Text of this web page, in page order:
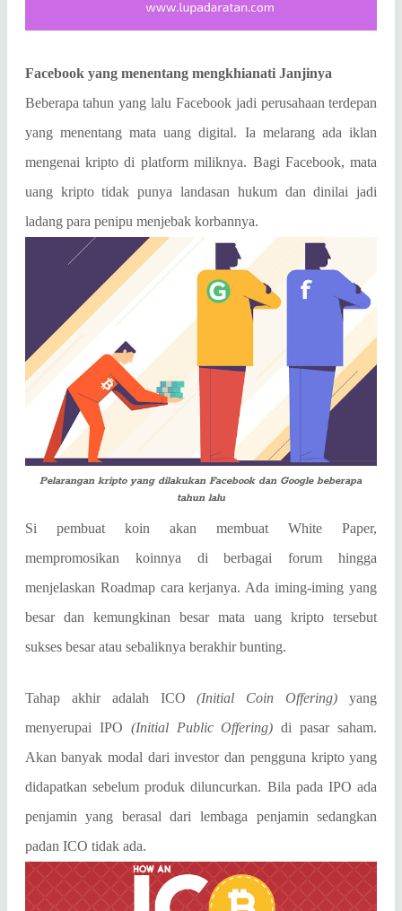
Facebook yang menentang mengkhianati Janjinya
Beberapa tahun yang lalu Facebook jadi perusahaan terdepan
yang menentang mata uang digital. Ia melarang ada iklan
mengenai kripto di platform miliknya. Bagi Facebook, mata
uang kripto tidak punya landasan hukum dan dinilai jadi
ladang para penipu menjebak korbannya.
Pelarangan kripto yang dilakukan Facebook dan Google beberapa
tahun lalu
Si pembuat koin akan membuat White Paper,
mempromosikan koinnya di berbagai forum hingga
menjelaskan Roadmap cara kerjanya. Ada iming-iming yang
besar dan kemungkinan besar mata uang kripto tersebut
sukses besar atau sebaliknya berakhir bunting.
Tahap akhir adalah ICO(Initial Coin Offering) yang
menyerupai IPO (Initial Public Offering)di pasar saham.
Akan banyak modal dari investor dan pengguna kripto yang
didapatkan sebelum produk diluncurkan. Bila pada IPO ada
penjamin yang berasal dari lembaga penjamin sedangkan
padan ICO tidak ada.